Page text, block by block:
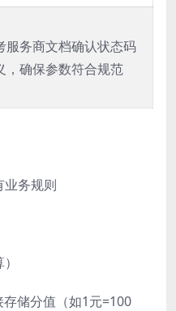
服务商文档确认状态码
，确保参数符合规范
业务规则
储分值（如1元=100